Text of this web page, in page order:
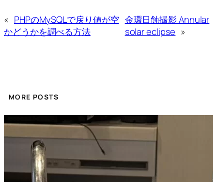
« PHPのMySQLで戻り値が空
かどうかを調べる方法
金環日蝕撮影 Annular
solar eclipse »
MORE POSTS